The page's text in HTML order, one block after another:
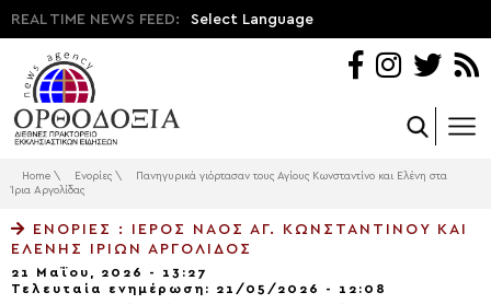
REAL TIME NEWS FEED: Select Language
Home \ Ενορίες \
Πανηγυρικά γιόρτασαν τους Αγίους Κωνσταντίνο και Ελένη στα
Ίρια Αργολίδας
ΕΝΟΡΊΕΣ : ΙΕΡΟΣ ΝΑΟΣ ΑΓ. ΚΩΝΣΤΑΝΤΙΝΟΥ ΚΑΙ
ΕΛΕΝΗΣ ΙΡΙΩΝ ΑΡΓΟΛΙΔΟΣ
21 Μαΐου, 2026 - 13:27
Τελευταία ενημέρωση: 21/05/2026 - 12:08